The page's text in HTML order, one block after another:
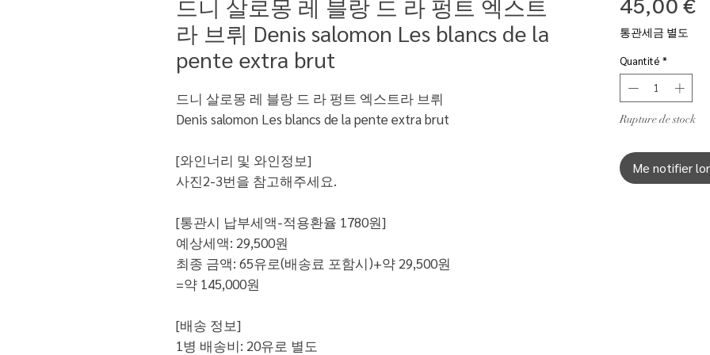
드니 살로몽 레 블랑 드 라 펑트 엑스트
라 브뤼 Denis salomon Les blancs de la
pente extra brut
드니 살로몽 레 블랑 드 라 펑트 엑스트라 브뤼
Denis salomon Les blancs de la pente extra brut
[와인너리 및 와인정보]
사진2-3번을 참고해주세요.
[통관시 납부세액-적용환율 1780원]
예상세액: 29,500원
최종 금액: 65유로(배송료 포함시)+약 29,500원
=약 145,000원
[배송 정보]
1병 배송비: 20유로 별도
45,00 €
통관세금 별도
Quantité *
Rupture de stock
Me notifier